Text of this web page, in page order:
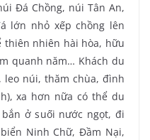
Đá Chồng, núi Tân An,
lớn nhỏ xếp chồng lên
nhiên hài hòa, hữu
quanh năm… Khách du
núi, thăm chùa, đình
xa hơn nữa có thể du
ở suối nước ngọt, đi
Ninh Chữ, Đầm Nại,